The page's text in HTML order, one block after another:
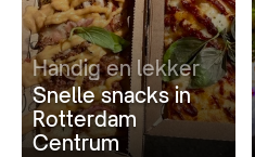
Handig en lekker
Snelle snacks in
Rotterdam
Centrum